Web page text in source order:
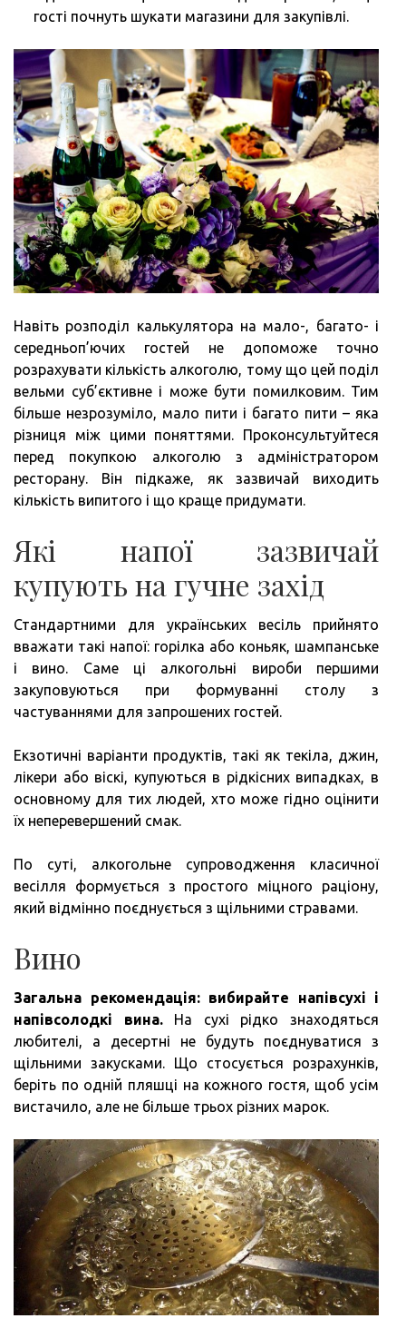
гості почнуть шукати магазини для закупівлі.
Навіть розподіл калькулятора на мало-, багато- і
середньоп’ючих гостей не допоможе точно
розрахувати кількість алкоголю, тому що цей поділ
вельми суб’єктивне і може бути помилковим. Тим
більше незрозуміло, мало пити і багато пити – яка
різниця між цими поняттями. Проконсультуйтеся
перед покупкою алкоголю з адміністратором
ресторану. Він підкаже, як зазвичай виходить
кількість випитого і що краще придумати.
Які напої зазвичай
купують на гучне захід
Стандартними для українських весіль прийнято
вважати такі напої: горілка або коньяк, шампанське
і вино. Саме ці алкогольні вироби першими
закуповуються при формуванні столу з
частуваннями для запрошених гостей.
Екзотичні варіанти продуктів, такі як текіла, джин,
лікери або віскі, купуються в рідкісних випадках, в
основному для тих людей, хто може гідно оцінити
їх неперевершений смак.
По суті, алкогольне супроводження класичної
весілля формується з простого міцного раціону,
який відмінно поєднується з щільними стравами.
Вино
Загальна рекомендація: вибирайте напівсухі і
напівсолодкі вина.На сухі рідко знаходяться
любителі, а десертні не будуть поєднуватися з
щільними закусками. Що стосується розрахунків,
беріть по одній пляшці на кожного гостя, щоб усім
вистачило, але не більше трьох різних марок.